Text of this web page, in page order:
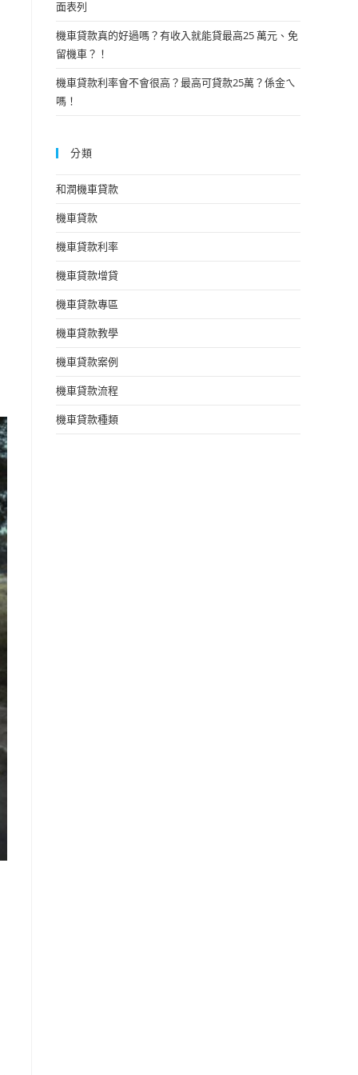
面表列
機車貸款真的好過嗎？有收入就能貸最高25 萬元、免
留機車？！
機車貸款利率會不會很高？最高可貸款25萬？係金ㄟ
嗎！
分類
和潤機車貸款
機車貸款
機車貸款利率
機車貸款增貸
機車貸款專區
機車貸款教學
機車貸款案例
機車貸款流程
機車貸款種類